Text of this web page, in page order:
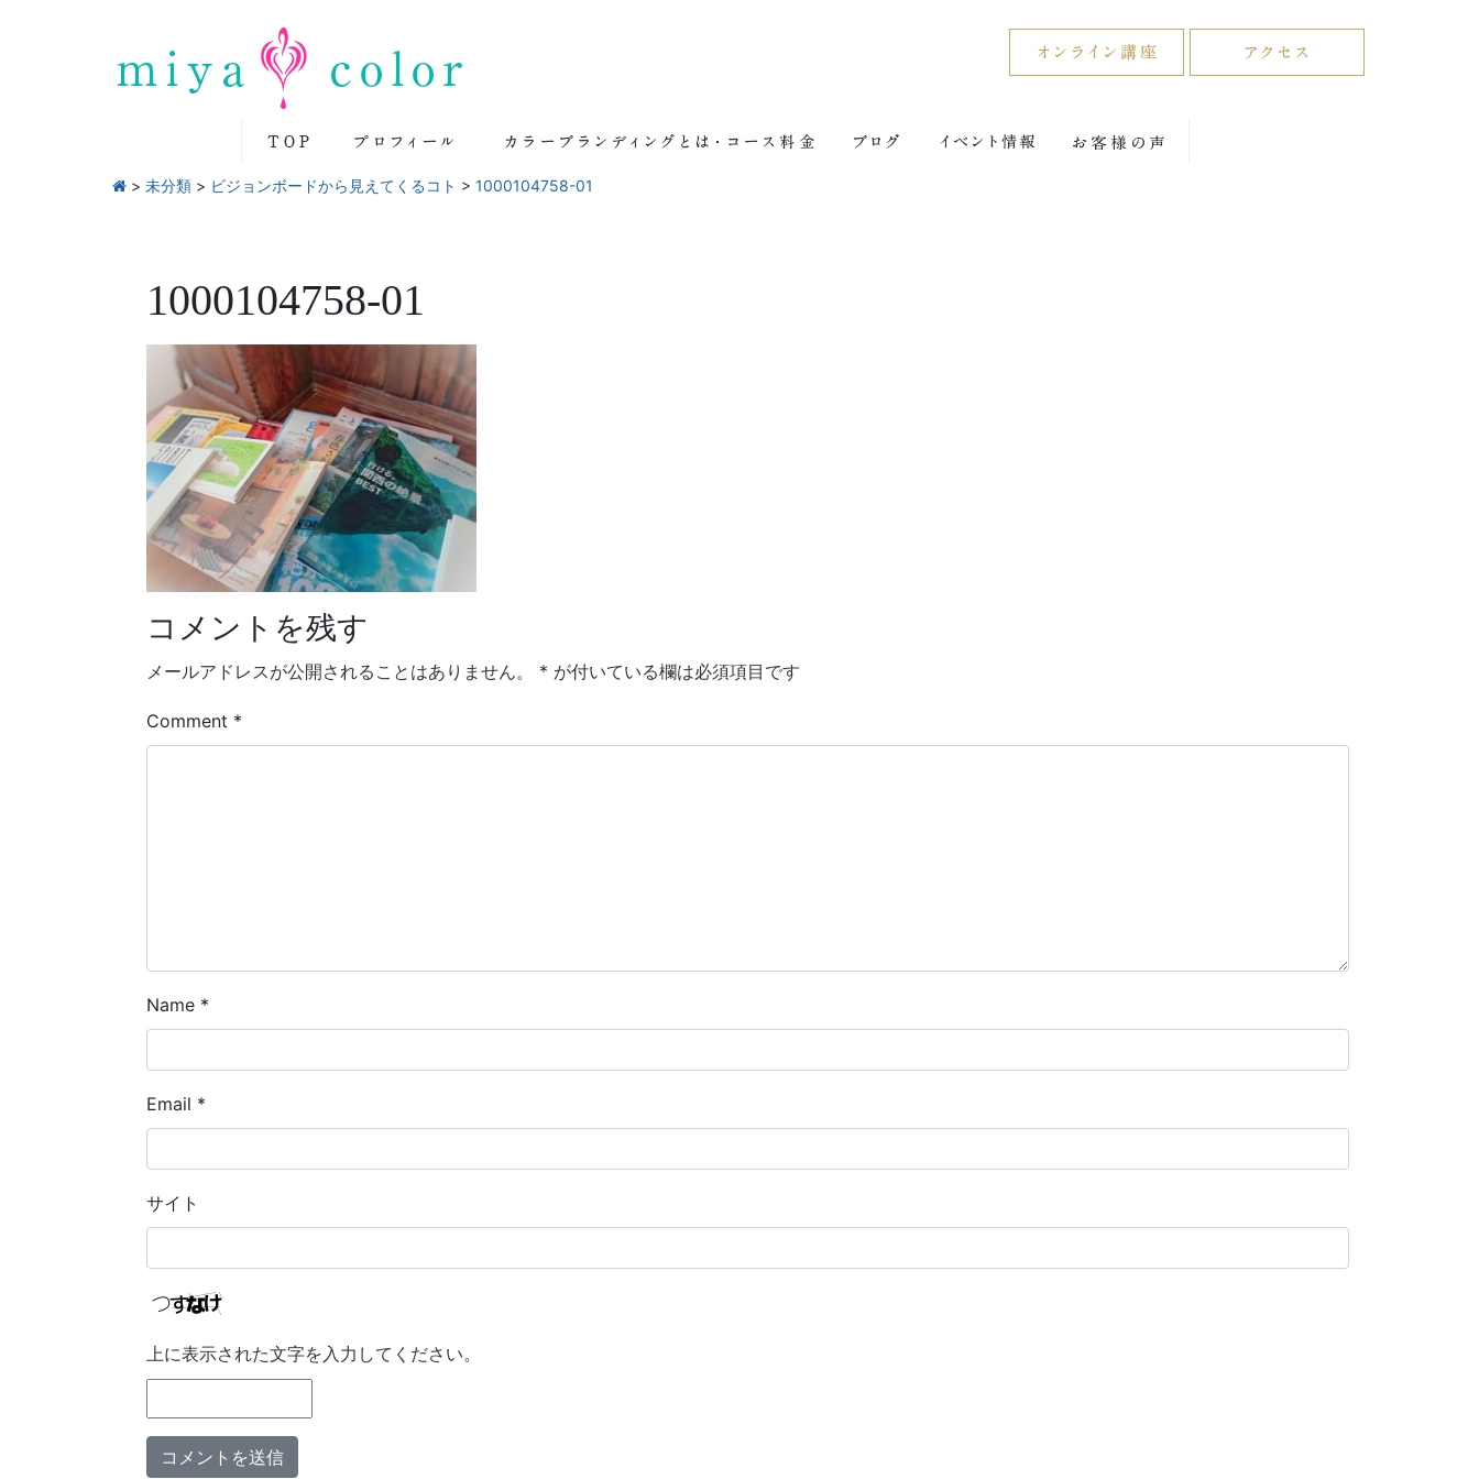
> 未分類 > ビジョンボードから見えてくるコト > 1000104758-01
1000104758-01
コメントを残す
メールアドレスが公開されることはありません。 * が付いている欄は必須項目です
Comment *
Name *
Email *
サイト
上に表示された文字を入力してください。